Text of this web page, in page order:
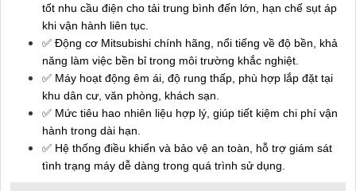
tốt nhu cầu điện cho tải trung bình đến lớn, hạn chế sụt áp
khi vận hành liên tục.
✅ Động cơ Mitsubishi chính hãng, nổi tiếng về độ bền, khả
năng làm việc bền bỉ trong môi trường khắc nghiệt.
✅ Máy hoạt động êm ái, độ rung thấp, phù hợp lắp đặt tại
khu dân cư, văn phòng, khách sạn.
✅ Mức tiêu hao nhiên liệu hợp lý, giúp tiết kiệm chi phí vận
hành trong dài hạn.
✅ Hệ thống điều khiển và bảo vệ an toàn, hỗ trợ giám sát
tình trạng máy dễ dàng trong quá trình sử dụng.